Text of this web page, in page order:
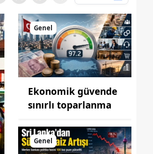
Genel
Ekonomik güvende
sınırlı toparlanma
Genel